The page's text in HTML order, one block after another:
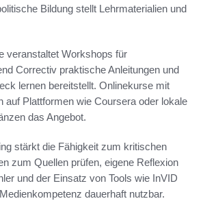
Bildung stellt Lehrmaterialien und
veranstaltet Workshops für
Correctiv praktische Anleitungen und
lernen bereitstellt. Onlinekurse mit
auf Plattformen wie Coursera oder lokale
das Angebot.
stärkt die Fähigkeit zum kritischen
zum Quellen prüfen, eigene Reflexion
und der Einsatz von Tools wie InVID
dauerhaft nutzbar.